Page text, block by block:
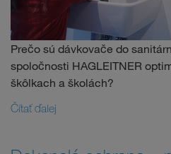
Prečo sú dávkovače do
spoločnosti HAGLEITNER
škôlkach a školách?
Čítať ďalej